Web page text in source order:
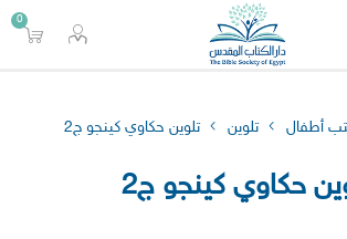
0
أطفال تلوين تلوين حكاوي كينجو ج2
حكاوي كينجو ج2